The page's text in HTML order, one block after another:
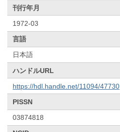
刊行年月
1972-03
言語
日本語
ハンドルURL
https://hdl.handle.net/11094/47730
PISSN
03874818